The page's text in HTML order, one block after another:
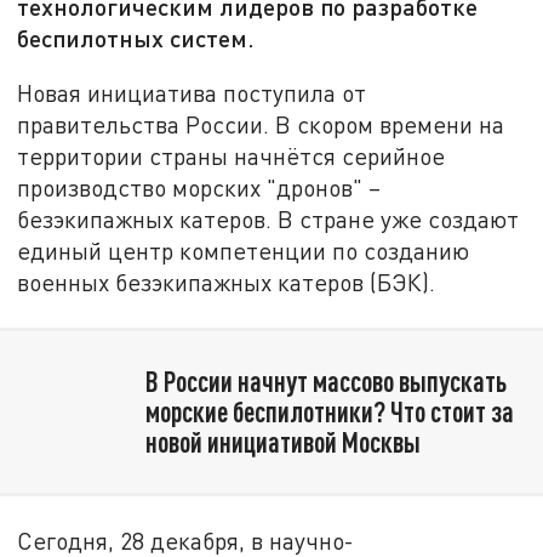
технологическим лидеров по разработке
беспилотных систем.
Новая инициатива поступила от
правительства России. В скором времени на
территории страны начнётся серийное
производство морских "дронов" –
безэкипажных катеров. В стране уже создают
единый центр компетенции по созданию
военных безэкипажных катеров (БЭК).
В России начнут массово выпускать
морские беспилотники? Что стоит за
новой инициативой Москвы
Сегодня, 28 декабря, в научно-